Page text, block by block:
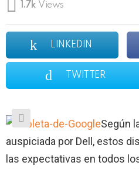
1.7k Views
LINKEDIN
TWITTER
Según
auspiciada por Dell, estos
las expectativas en todos